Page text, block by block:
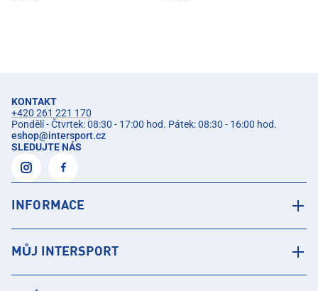
KONTAKT
+420 261 221 170
Pondělí - Čtvrtek: 08:30 - 17:00 hod. Pátek: 08:30 - 16:00 hod.
eshop@intersport.cz
SLEDUJTE NÁS
INFORMACE
MŮJ INTERSPORT